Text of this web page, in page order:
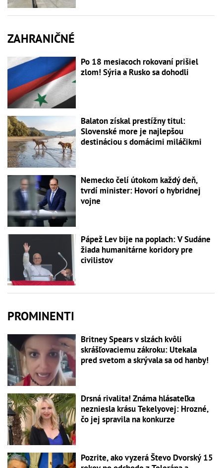
ZAHRANIČNÉ
Po 18 mesiacoch rokovaní prišiel
zlom! Sýria a Rusko sa dohodli
Balaton získal prestížny titul:
Slovenské more je najlepšou
destináciou s domácimi miláčikmi
Nemecko čelí útokom každý deň,
tvrdí minister: Hovorí o hybridnej
vojne
Pápež Lev bije na poplach: V Sudáne
žiada humanitárne koridory pre
civilistov
PROMINENTI
Britney Spears v slzách kvôli
skrášľovaciemu zákroku: Utekala
pred svetom a skrývala sa od hanby!
Drsná rivalita! Známa hlásateľka
nezniesla krásu Tekelyovej: Hrozné,
čo jej spravila na konkurze
Pozrite, ako vyzerá Števo Dvorský 15